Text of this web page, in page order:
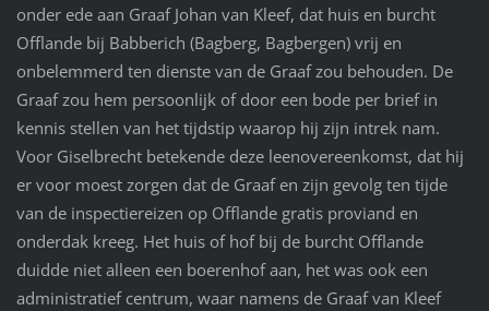
onder ede aan Graaf Johan van Kleef, dat huis en burcht
Offlande bij Babberich (Bagberg, Bagbergen) vrij en
onbelemmerd ten dienste van de Graaf zou behouden. De
Graaf zou hem persoonlijk of door een bode per brief in
kennis stellen van het tijdstip waarop hij zijn intrek nam.
Voor Giselbrecht betekende deze leenovereenkomst, dat hij
er voor moest zorgen dat de Graaf en zijn gevolg ten tijde
van de inspectiereizen op Offlande gratis proviand en
onderdak kreeg. Het huis of hof bij de burcht Offlande
duidde niet alleen een boerenhof aan, het was ook een
administratief centrum, waar namens de Graaf van Kleef